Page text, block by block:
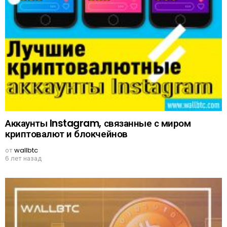
Аккаунты Instagram, связанные с миром
криптовалют и блокчейнов
отwallbtc
6 лет назад